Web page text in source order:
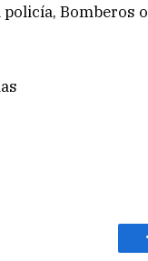
Bomberos